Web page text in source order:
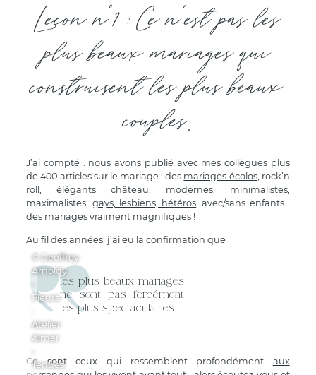
Leçon n°1 : Ce n'est pas les
plus beaux mariages qui
construisent les plus beaux
couples.
J’ai compté : nous avons publié avec mes collègues plus
de 400 articles sur le mariage : des mariages écolos, rock’n
roll, élégants château, modernes, minimalistes,
maximalistes, gays, lesbiens, hétéros, avec/sans enfants…
des mariages vraiment magnifiques !
Au fil des années, j’ai eu la confirmation que
les plus beaux mariages
ne sont pas forcément
les plus spectaculaires.
Ce sont ceux qui ressemblent profondément aux
© Geoffrey
Arnoldy
-
Fleurs
Atelier
Aimer
Tenues